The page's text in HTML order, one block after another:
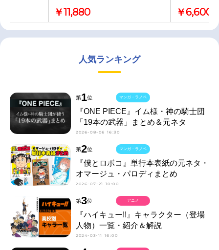
￥11,880 ￥6,600
人気ランキング
第1位
『ONE PIECE』イム様・神の騎士団
「19本の武器」まとめ＆元ネタ
2026-08-06 16:30
マンガ・ラノベ
第2位
『僕とロボコ』単行本表紙の元ネタ・
オマージュ・パロディまとめ
2026-07-21 10:00
マンガ・ラノベ
第3位
『ハイキュー!!』キャラクター（登場
人物）一覧・紹介＆解説
2024-03-11 16:00
アニメ